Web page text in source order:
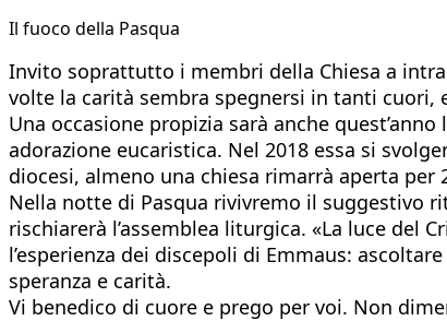
Il fuoco della Pasqua
Invito soprattutto i membri della Chiesa a
volte la carità sembra spegnersi in tanti cuori,
Una occasione propizia sarà anche
adorazione eucaristica. Nel 2018 essa si
diocesi, almeno una chiesa rimarrà aperta
Nella notte di Pasqua rivivremo il suggestivo
rischiarerà l’assemblea liturgica. «La luce
l’esperienza dei discepoli di Emmaus:
speranza e carità.
Vi benedico di cuore e prego per voi. Non